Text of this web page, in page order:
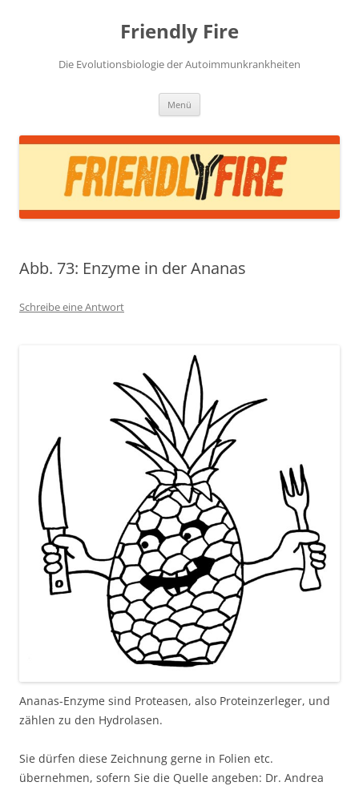
Friendly Fire
Die Evolutionsbiologie der Autoimmunkrankheiten
Menü
Abb. 73: Enzyme in der Ananas
Schreibe eine Antwort
Ananas-Enzyme sind Proteasen, also Proteinzerleger, und
zählen zu den Hydrolasen.
Sie dürfen diese Zeichnung gerne in Folien etc.
übernehmen, sofern Sie die Quelle angeben: Dr. Andrea